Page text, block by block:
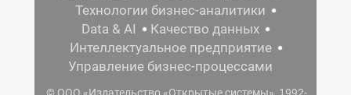
Технологии бизнес-аналитики
Data & AI
Качество данных
Интеллектуальное предприятие
Управление бизнес-процессами